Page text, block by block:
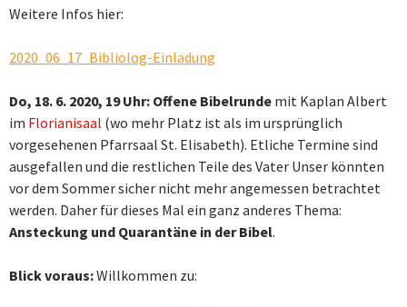
Weitere Infos hier:
2020_06_17_Bibliolog-Einladung
Do, 18. 6. 2020, 19 Uhr: Offene Bibelrunde mit Kaplan Albert
im Florianisaal (wo mehr Platz ist als im ursprünglich
vorgesehenen Pfarrsaal St. Elisabeth). Etliche Termine sind
ausgefallen und die restlichen Teile des Vater Unser könnten
vor dem Sommer sicher nicht mehr angemessen betrachtet
werden. Daher für dieses Mal ein ganz anderes Thema:
Ansteckung und Quarantäne in der Bibel.
Blick voraus:Willkommen zu: